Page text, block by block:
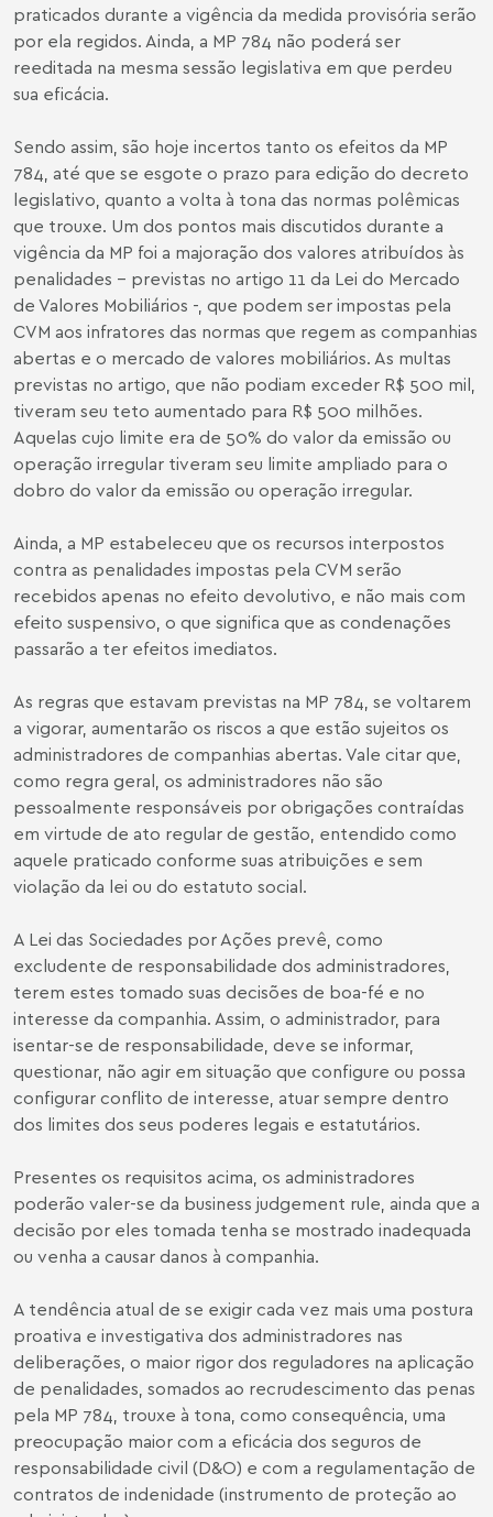
praticados durante a vigência da medida provisória serão
por ela regidos. Ainda, a MP 784 não poderá ser
reeditada na mesma sessão legislativa em que perdeu
sua eficácia.
Sendo assim, são hoje incertos tanto os efeitos da MP
784, até que se esgote o prazo para edição do decreto
legislativo, quanto a volta à tona das normas polêmicas
que trouxe. Um dos pontos mais discutidos durante a
vigência da MP foi a majoração dos valores atribuídos às
penalidades – previstas no artigo 11 da Lei do Mercado
de Valores Mobiliários -, que podem ser impostas pela
CVM aos infratores das normas que regem as companhias
abertas e o mercado de valores mobiliários. As multas
previstas no artigo, que não podiam exceder R$ 500 mil,
tiveram seu teto aumentado para R$ 500 milhões.
Aquelas cujo limite era de 50% do valor da emissão ou
operação irregular tiveram seu limite ampliado para o
dobro do valor da emissão ou operação irregular.
Ainda, a MP estabeleceu que os recursos interpostos
contra as penalidades impostas pela CVM serão
recebidos apenas no efeito devolutivo, e não mais com
efeito suspensivo, o que significa que as condenações
passarão a ter efeitos imediatos.
As regras que estavam previstas na MP 784, se voltarem
a vigorar, aumentarão os riscos a que estão sujeitos os
administradores de companhias abertas. Vale citar que,
como regra geral, os administradores não são
pessoalmente responsáveis por obrigações contraídas
em virtude de ato regular de gestão, entendido como
aquele praticado conforme suas atribuições e sem
violação da lei ou do estatuto social.
A Lei das Sociedades por Ações prevê, como
excludente de responsabilidade dos administradores,
terem estes tomado suas decisões de boa-fé e no
interesse da companhia. Assim, o administrador, para
isentar-se de responsabilidade, deve se informar,
questionar, não agir em situação que configure ou possa
configurar conflito de interesse, atuar sempre dentro
dos limites dos seus poderes legais e estatutários.
Presentes os requisitos acima, os administradores
poderão valer-se da business judgement rule, ainda que a
decisão por eles tomada tenha se mostrado inadequada
ou venha a causar danos à companhia.
A tendência atual de se exigir cada vez mais uma postura
proativa e investigativa dos administradores nas
deliberações, o maior rigor dos reguladores na aplicação
de penalidades, somados ao recrudescimento das penas
pela MP 784, trouxe à tona, como consequência, uma
preocupação maior com a eficácia dos seguros de
responsabilidade civil (D&O) e com a regulamentação de
contratos de indenidade (instrumento de proteção ao